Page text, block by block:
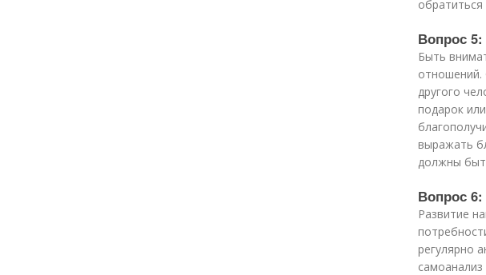
Вопрос
Быть
отношений.
другого
подарок
выражать
должны
Вопрос
Развитие
регулярно